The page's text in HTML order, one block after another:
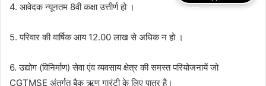
4. आवेदक न्यूनतम 8वी कक्षा उत्तीर्ण हो ।
5. परिवार की वार्षिक आय 12.00 लाख से अधिक न हो ।
6. उद्योग (विनिर्माण) सेवा एंव व्यवसाय क्षेत्र की समस्त परियोजनायें जो
CGTMSE अंतर्गत बैक ऋण गारंटी के लिए पात्र है।